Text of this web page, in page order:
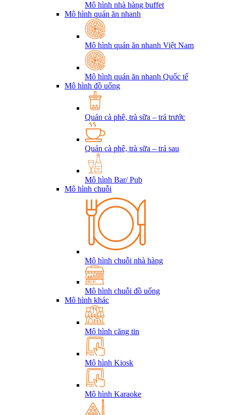
Mô hình nhà hàng buffet
Mô hình quán ăn nhanh
Mô hình quán ăn nhanh Việt Nam
Mô hình quán ăn nhanh Quốc tế
Mô hình đồ uống
Quán cà phê, trà sữa – trả trước
Quán cà phê, trà sữa – trả sau
Mô hình Bar/ Pub
Mô hình chuỗi
Mô hình chuỗi nhà hàng
Mô hình chuỗi đồ uống
Mô hình khác
Mô hình căng tin
Mô hình Kiosk
Mô hình Karaoke